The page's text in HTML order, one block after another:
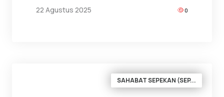
22 Agustus 2025
0
SAHABAT SEPEKAN (SEP...